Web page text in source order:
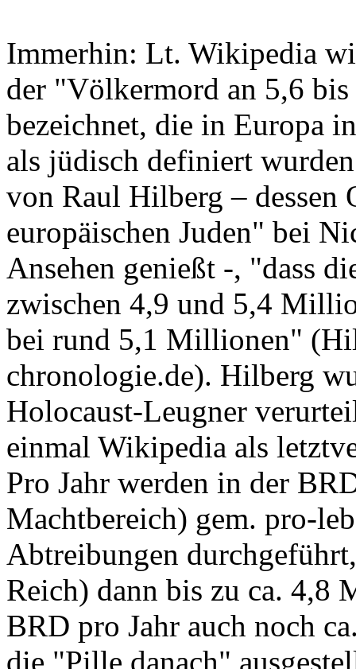
Immerhin: Lt. Wikipedia
der "Völkermord an 5,6
bezeichnet, die in Europa
als jüdisch definiert
von Raul Hilberg – dessen
europäischen Juden" bei
Ansehen genießt -, "dass
zwischen 4,9 und 5,4
bei rund 5,1 Millionen"
chronologie.de). Hilberg
Holocaust-Leugner
einmal Wikipedia als
Pro Jahr werden in der
Machtbereich) gem. pro-
Abtreibungen
Reich) dann bis zu ca. 4,8
BRD pro Jahr auch noch
die "Pille danach"